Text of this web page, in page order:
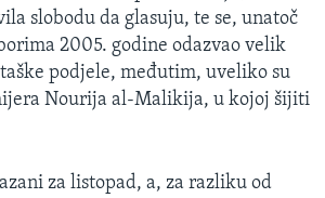
slobodu da glasuju, te se, unatoč
2005. godine odazvao velik
podjele, međutim, uveliko su
Nourija al-Malikija, u kojoj šijiti
za listopad, a, za razliku od